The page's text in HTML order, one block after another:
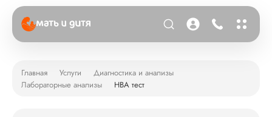
Главная Услуги
Диагностика и анализы
Лабораторные анализы
НВА тест